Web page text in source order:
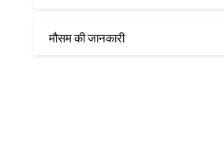
मौसम की जानकारी